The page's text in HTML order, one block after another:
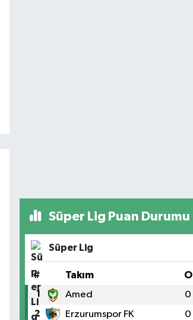
Süper Lig Puan Durumu
Süper Lig
# Takım O
1 Amed 0
2 Erzurumspor FK 0